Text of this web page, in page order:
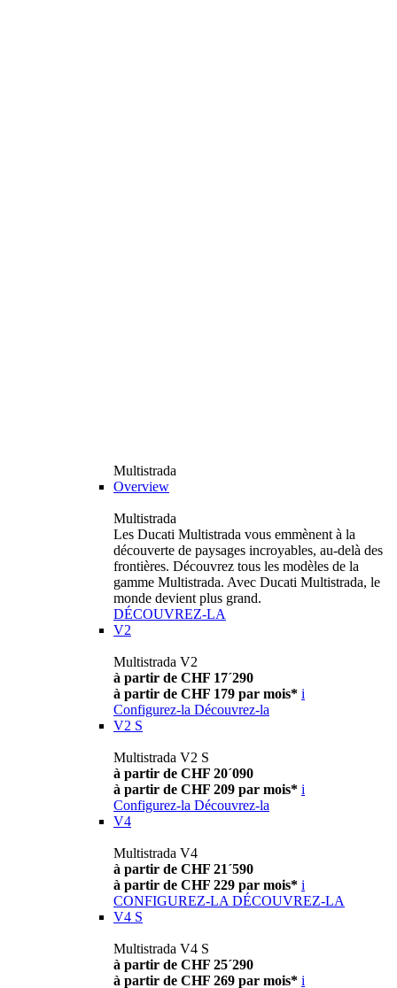
Multistrada
Overview
Multistrada
Les Ducati Multistrada vous emmènent à la
découverte de paysages incroyables, au-delà des
frontières. Découvrez tous les modèles de la
gamme Multistrada. Avec Ducati Multistrada, le
monde devient plus grand.
DÉCOUVREZ-LA
V2
Multistrada V2
à partir de CHF 17´290
à partir de CHF 179 par mois* i
Configurez-la Découvrez-la
V2 S
Multistrada V2 S
à partir de CHF 20´090
à partir de CHF 209 par mois* i
Configurez-la Découvrez-la
V4
Multistrada V4
à partir de CHF 21´590
à partir de CHF 229 par mois* i
CONFIGUREZ-LA DÉCOUVREZ-LA
V4 S
Multistrada V4 S
à partir de CHF 25´290
à partir de CHF 269 par mois* i